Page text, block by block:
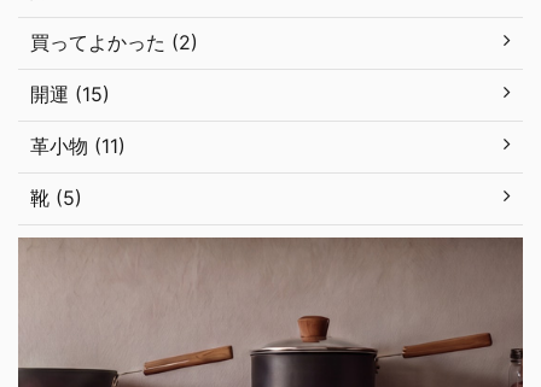
買ってよかった (2)
開運 (15)
革小物 (11)
靴 (5)